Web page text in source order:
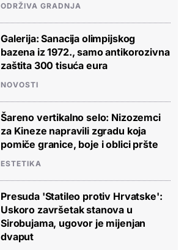
ODRŽIVA GRADNJA
Galerija: Sanacija olimpijskog
bazena iz 1972., samo antikorozivna
zaštita 300 tisuća eura
NOVOSTI
Šareno vertikalno selo: Nizozemci
za Kineze napravili zgradu koja
pomiče granice, boje i oblici pršte
ESTETIKA
Presuda 'Statileo protiv Hrvatske':
Uskoro završetak stanova u
Sirobujama, ugovor je mijenjan
dvaput